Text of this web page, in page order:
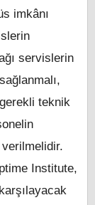
imkânı
servislerin
teknik
verilmelidir.
Institute,